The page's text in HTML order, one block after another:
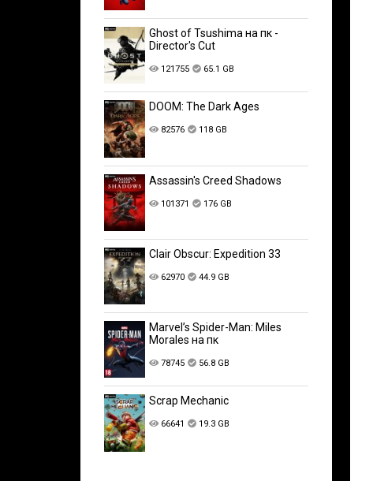
Ghost of Tsushima на пк -
Director's Cut
121755 65.1 GB
DOOM: The Dark Ages
82576 118 GB
Assassin's Creed Shadows
101371 176 GB
Clair Obscur: Expedition 33
62970 44.9 GB
Marvel’s Spider-Man: Miles
Morales на пк
78745 56.8 GB
Scrap Mechanic
66641 19.3 GB